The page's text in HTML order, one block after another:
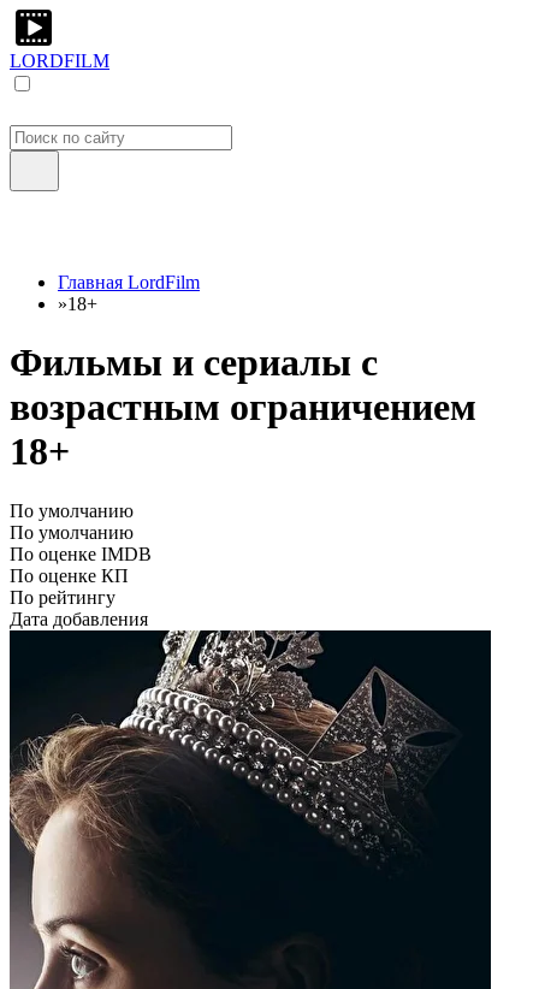
LORDFILM
Главная LordFilm
»18+
Фильмы и сериалы с
возрастным ограничением
18+
По умолчанию
По умолчанию
По оценке IMDB
По оценке КП
По рейтингу
Дата добавления